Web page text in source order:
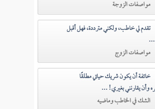
مواصفات الزوجة
تقدم لي خاطب، ولكني مترددة، فهل أقبل
مواصفات الزوج
خائفة أن يكون شريك حياتي مطلقًا
وأن يقارنني بغيري! ...
الشك في الخاطب وماضيه